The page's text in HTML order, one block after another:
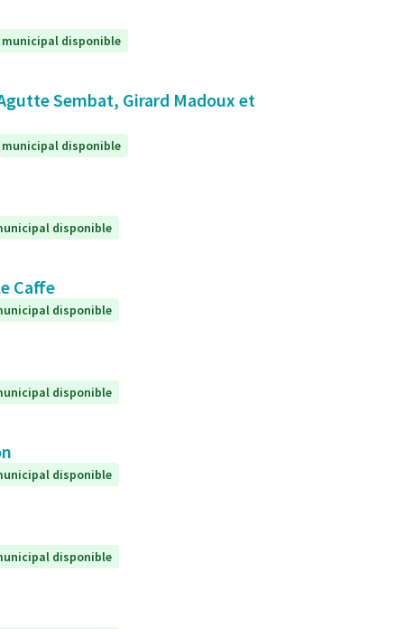
municipal disponible
Sembat, Girard Madoux et
municipal disponible
disponible
Caffe
disponible
disponible
disponible
disponible